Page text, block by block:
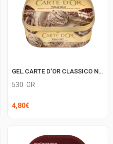
GEL.CARTE D’OR CLASSICO NEW TIRAMISU’
530 GR
4,80€